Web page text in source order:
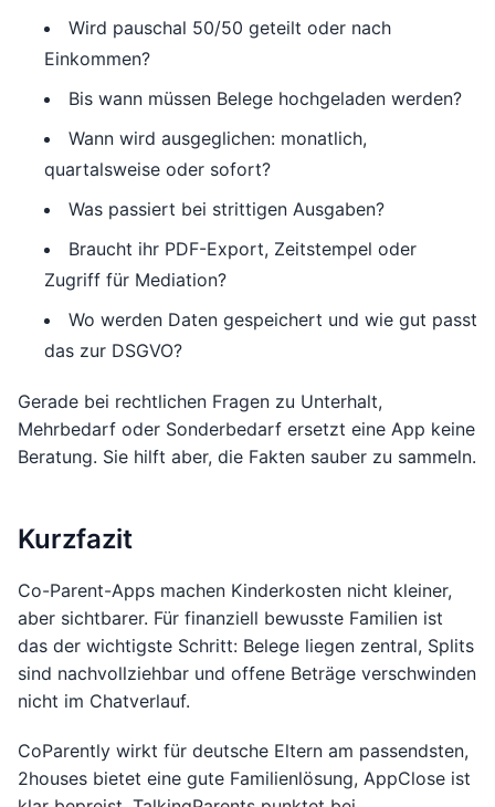
Wird pauschal 50/50 geteilt oder nach
Einkommen?
Bis wann müssen Belege hochgeladen werden?
Wann wird ausgeglichen: monatlich,
quartalsweise oder sofort?
Was passiert bei strittigen Ausgaben?
Braucht ihr PDF-Export, Zeitstempel oder
Zugriff für Mediation?
Wo werden Daten gespeichert und wie gut passt
das zur DSGVO?
Gerade bei rechtlichen Fragen zu Unterhalt,
Mehrbedarf oder Sonderbedarf ersetzt eine App keine
Beratung. Sie hilft aber, die Fakten sauber zu sammeln.
Kurzfazit
Co-Parent-Apps machen Kinderkosten nicht kleiner,
aber sichtbarer. Für finanziell bewusste Familien ist
das der wichtigste Schritt: Belege liegen zentral, Splits
sind nachvollziehbar und offene Beträge verschwinden
nicht im Chatverlauf.
CoParently wirkt für deutsche Eltern am passendsten,
2houses bietet eine gute Familienlösung, AppClose ist